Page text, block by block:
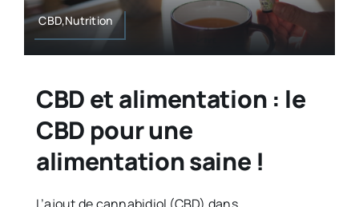
CBD,Nutrition
CBD et alimentation : le
CBD pour une
alimentation saine !